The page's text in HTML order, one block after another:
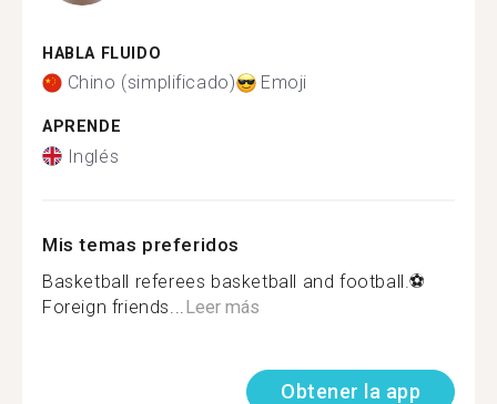
HABLA FLUIDO
Chino (simplificado) Emoji
APRENDE
Inglés
Mis temas preferidos
Basketball referees basketball and football.⚽
Foreign friends... Leer más
Obtener la app